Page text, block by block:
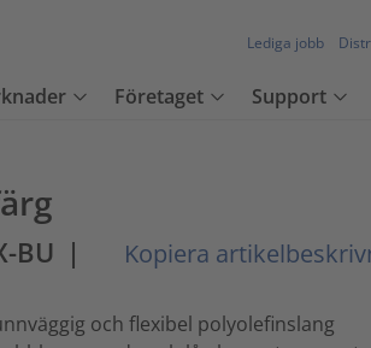
Lediga jobb
Företaget Support
BU | Kopiera
och flexibel polyolefinslang